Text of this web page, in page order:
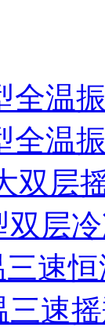
全温
全温
双层
双层
速
三速